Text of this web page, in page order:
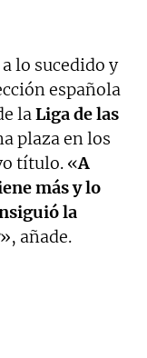
lo sucedido y
española
laLiga de las
plaza en los
título. «A
más y lo
la
», añade.